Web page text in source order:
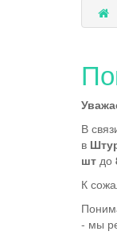
В
в
шт до
К
- мы